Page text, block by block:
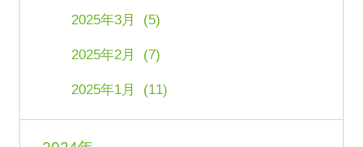
2025年3月 (5)
2025年2月 (7)
2025年1月 (11)